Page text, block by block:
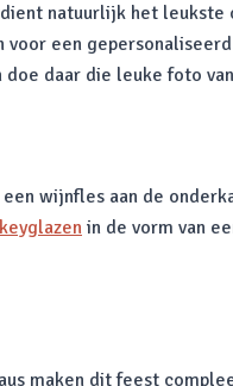
natuurlijk het
een
daar die leuke foto
wijnfles aan de
in de vorm van
maken dit feest